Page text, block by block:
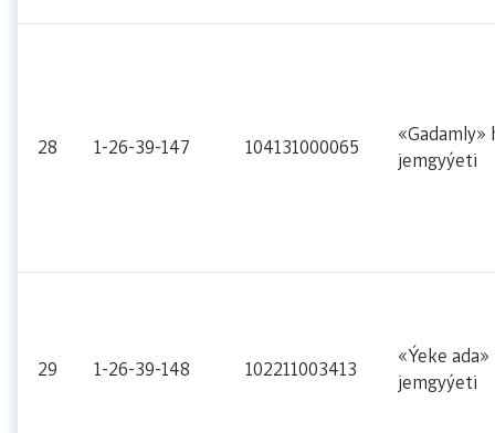
28 1-26-39-147 104131000065
«Gadamly»
jemgyýeti
29 1-26-39-148 102211003413
«Ýeke
jemgyýeti